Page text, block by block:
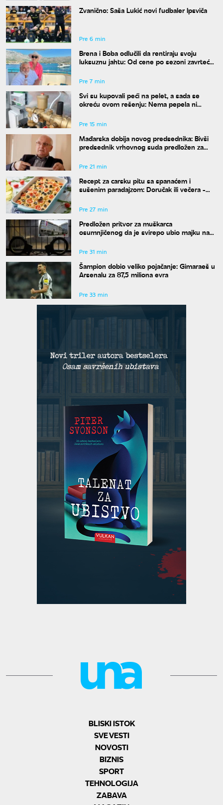
Zvanično: Saša Lukić novi fudbaler Ipsviča
Pre 6 min
Brena i Boba odlučili da rentiraju svoju
luksuznu jahtu: Od cene po sezoni zavrteće
Pre 7 min
Svi su kupovali peći na pelet, a sada se
okreću ovom rešenju: Nema pepela ni
Pre 15 min
Mađarska dobija novog predsednika: Bivši
predsednik vrhovnog suda predložen za
Pre 21 min
Recept za carsku pitu sa spanaćem i
sušenim paradajzom: Doručak ili večera -
Pre 27 min
Predložen pritvor za muškarca
osumnjičenog da je svirepo ubio majku na
Pre 31 min
Šampion dobio veliko pojačanje: Gimaraeš u
Arsenalu za 87,5 miliona evra
Pre 33 min
BLISKI ISTOK
SVE VESTI
NOVOSTI
BIZNIS
SPORT
TEHNOLOGIJA
ZABAVA